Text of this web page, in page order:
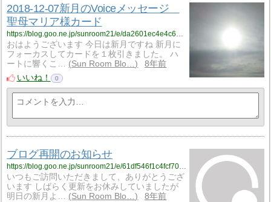
2018-12-07新月のVoiceメッセージ
聖母マリア様カード
https://blog.goo.ne.jp/sunroom21/e/da2601ec4e4c613cea97cdf778719fa7?fm=rss
おはようございます 今日は新月ですね 新月に
フォーカスしてカードを１枚引きました。 ハ
ートに響くこ…
Sun Room Blo…
8年前
いいね！
0
ブログ再開のお知らせ
https://blog.goo.ne.jp/sunroom21/e/61df546f1c4fcf70cd97bbc02d3e7ea1?fm=rss
いつもご訪問いただきまして、ありがとうござ
います しばらく更新をお休みしていましたが
明日の新月よ…
Sun Room Blo…
8年前